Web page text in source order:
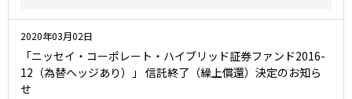
2020年03月02日
「ニッセイ・コーポレート・ハイブリッド証券ファンド2016-
12（為替ヘッジあり）」 信託終了（繰上償還）決定のお知ら
せ